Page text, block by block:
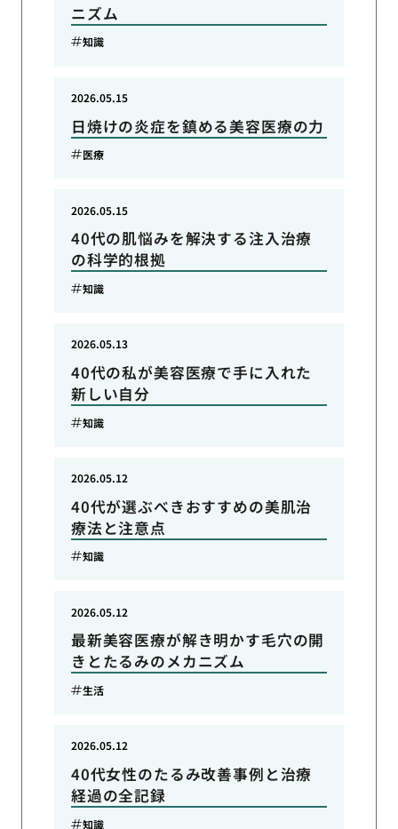
ニズム
知識
日焼けの炎症を鎮める美容医療の力
2026.05.15
医療
40代の肌悩みを解決する注入治療
の科学的根拠
2026.05.15
知識
40代の私が美容医療で手に入れた
新しい自分
2026.05.13
知識
40代が選ぶべきおすすめの美肌治
療法と注意点
2026.05.12
知識
最新美容医療が解き明かす毛穴の開
きとたるみのメカニズム
2026.05.12
生活
40代女性のたるみ改善事例と治療
経過の全記録
2026.05.12
知識